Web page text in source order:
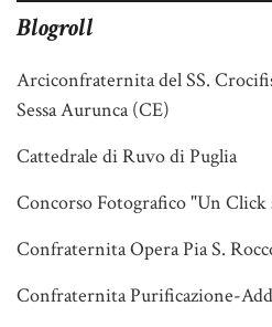
Blogroll
Arciconfraternita del SS.
Sessa Aurunca (CE)
Cattedrale di Ruvo di Puglia
Concorso Fotografico "Un Click
Confraternita Opera Pia S.
Confraternita Purificazione-